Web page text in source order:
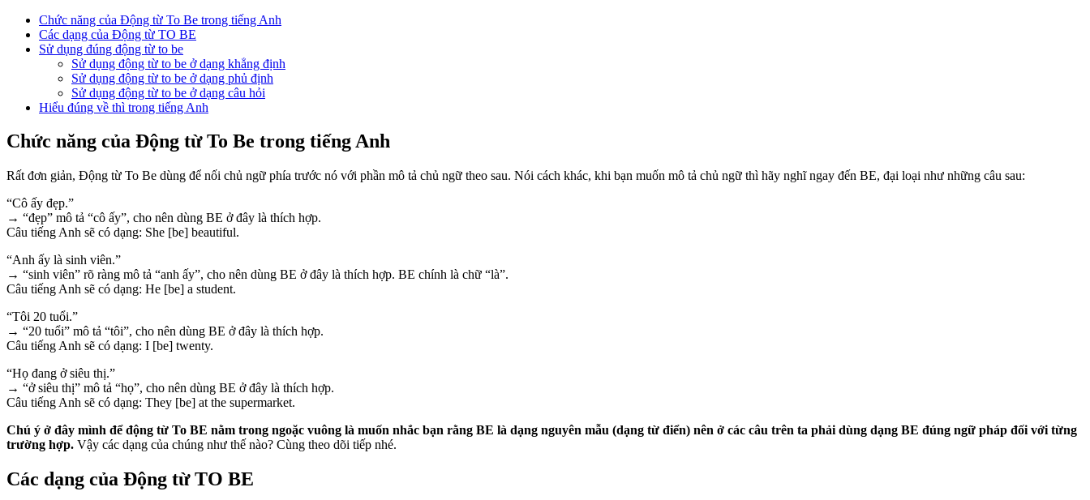
Chức năng của Động từ To Be trong tiếng Anh
Các dạng của Động từ TO BE
Sử dụng đúng động từ to be
Sử dụng động từ to be ở dạng khẳng định
Sử dụng động từ to be ở dạng phủ định
Sử dụng động từ to be ở dạng câu hỏi
Hiểu đúng về thì trong tiếng Anh
Chức năng của Động từ To Be trong tiếng Anh
Rất đơn giản, Động từ To Be dùng để nối chủ ngữ phía trước nó với phần mô tả chủ ngữ theo sau. Nói cách khác, khi bạn muốn mô tả chủ ngữ thì hãy nghĩ ngay đến BE, đại loại như những câu sau:
“Cô ấy đẹp.”
→ “đẹp” mô tả “cô ấy”, cho nên dùng BE ở đây là thích hợp.
Câu tiếng Anh sẽ có dạng: She [be] beautiful.
“Anh ấy là sinh viên.”
→ “sinh viên” rõ ràng mô tả “anh ấy”, cho nên dùng BE ở đây là thích hợp. BE chính là chữ “là”.
Câu tiếng Anh sẽ có dạng: He [be] a student.
“Tôi 20 tuổi.”
→ “20 tuổi” mô tả “tôi”, cho nên dùng BE ở đây là thích hợp.
Câu tiếng Anh sẽ có dạng: I [be] twenty.
“Họ đang ở siêu thị.”
→ “ở siêu thị” mô tả “họ”, cho nên dùng BE ở đây là thích hợp.
Câu tiếng Anh sẽ có dạng: They [be] at the supermarket.
Chú ý ở đây mình để động từ To BE nằm trong ngoặc vuông là muốn nhắc bạn rằng BE là dạng nguyên mẫu (dạng từ điển) nên ở các câu trên ta phải dùng dạng BE đúng ngữ pháp đối với từng
trường hợp. Vậy các dạng của chúng như thế nào? Cùng theo dõi tiếp nhé.
Các dạng của Động từ TO BE